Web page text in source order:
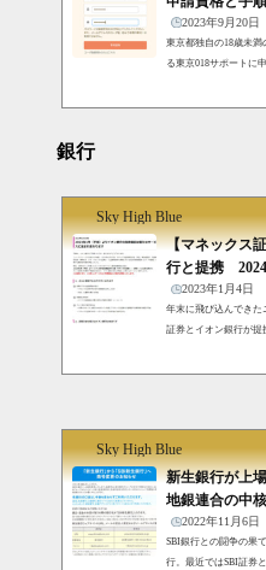
い時のポイント増加の
が含まれる月の請...
2023年9月20日
東京都独自の18歳未
る東京018サポートに
当すれば申請できる。 0歳から18歳までの方※
平成17年（2005年）4
年）3月1日までに生まれた方 令和5
内に住所...
銀行
Sky High Blue
【マネックス
行と提携
介口座に
2023年1月4日
年末に飛び込んできた
証券とイオン銀行が提
闘争を経てSBIグルー
替。この1月からは
トを切った。SBIグル
は、マネックス証券と
棄し、SBI証券と提携
う。シェア拡大の対象
くなり、困ったの...
Sky High Blue
新生銀行が上
地銀連合の中
2022年11月6日
SBI銀行との闘争の果
行。最近ではSBI証券